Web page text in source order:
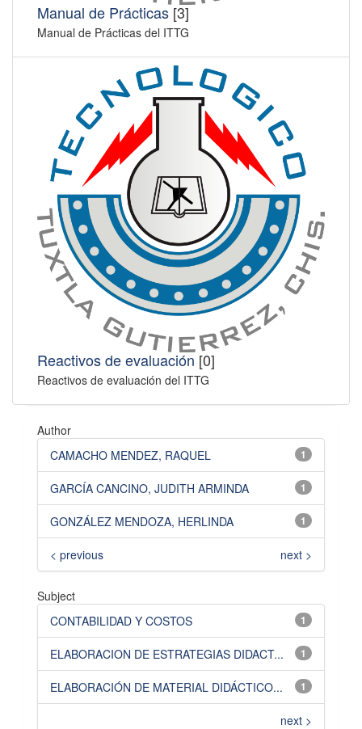
Manual de Prácticas[3]
Manual de Prácticas del ITTG
Reactivos de evaluación[0]
Reactivos de evaluación del ITTG
Author
1
CAMACHO MENDEZ, RAQUEL
1
GARCÍA CANCINO, JUDITH ARMINDA
1
GONZÁLEZ MENDOZA, HERLINDA
< previous next >
Subject
1
CONTABILIDAD Y COSTOS
1
ELABORACION DE ESTRATEGIAS DIDACT...
1
ELABORACIÓN DE MATERIAL DIDÁCTICO...
next >